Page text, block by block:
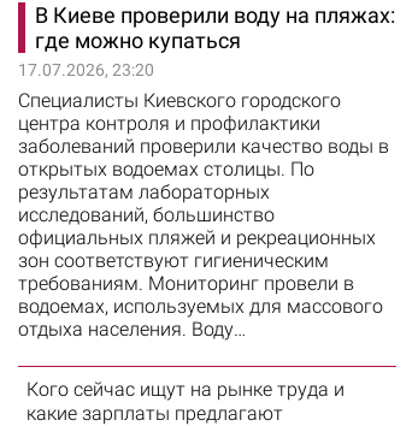
В Киеве проверили воду на пляжах:
где можно купаться
17.07.2026, 23:20
Специалисты Киевского городского
центра контроля и профилактики
заболеваний проверили качество воды в
открытых водоемах столицы. По
результатам лабораторных
исследований, большинство
официальных пляжей и рекреационных
зон соответствуют гигиеническим
требованиям. Мониторинг провели в
водоемах, используемых для массового
отдыха населения. Воду…
Кого сейчас ищут на рынке труда и
какие зарплаты предлагают